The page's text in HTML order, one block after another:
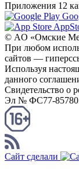
Приложения 12
© AO «Омские
При любом
сайтов —
Используя
данного
Свидетельство о
Эл № ФС77-
Сайт сделали